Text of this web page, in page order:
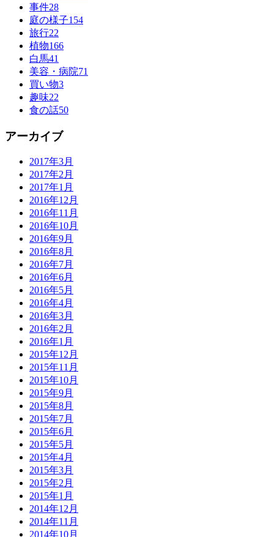
事件28
庭の様子154
旅行22
植物166
白馬41
美容・病院71
買い物3
趣味22
食の話50
アーカイブ
2017年3月
2017年2月
2017年1月
2016年12月
2016年11月
2016年10月
2016年9月
2016年8月
2016年7月
2016年6月
2016年5月
2016年4月
2016年3月
2016年2月
2016年1月
2015年12月
2015年11月
2015年10月
2015年9月
2015年8月
2015年7月
2015年6月
2015年5月
2015年4月
2015年3月
2015年2月
2015年1月
2014年12月
2014年11月
2014年10月